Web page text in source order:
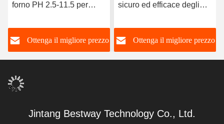
forno PH 2.5-11.5 per
dei dolci al risveglio e al
ri-vaporaggio
Ottenga il migliore prezzo
sicuro ed efficace degli
Polvere bianca / liquido
Ottenga il migliore prezzo
Jintang Bestway Technology Co., Ltd.